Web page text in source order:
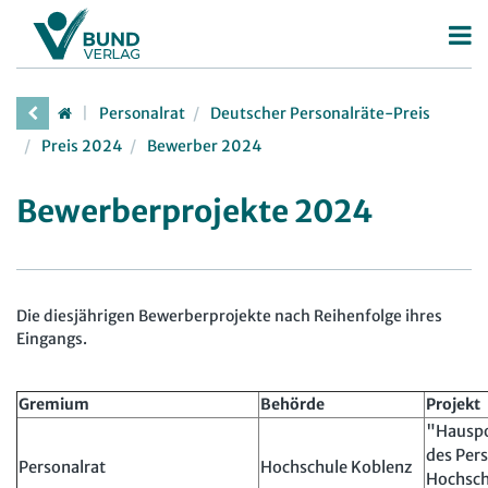
Betriebsrat
Betriebsratswahl
Mitbestimmung
Deutscher Betriebsrätepreis
Personalrat
Personalratsarbeit
Arbeitsschutz
Arbeit in der MAV
Bücher
Arbeitsrecht im Betrieb
Der Personalrat
Fachmodule
Betriebsratswissen online
Software
Personalrat
Deutscher Personalräte-Preis
Preis 2024
Bewerber 2024
Bewerberprojekte 2024
Die diesjährigen Bewerberprojekte nach Reihenfolge ihres
Eingangs.
Gremium Behörde Projekt
Personalrat Hochschule Koblenz
des